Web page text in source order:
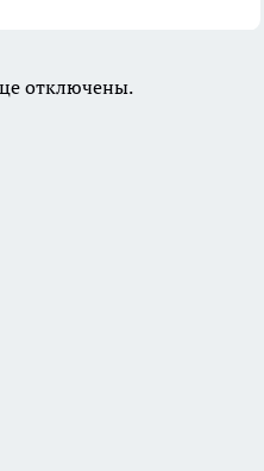
отключены.